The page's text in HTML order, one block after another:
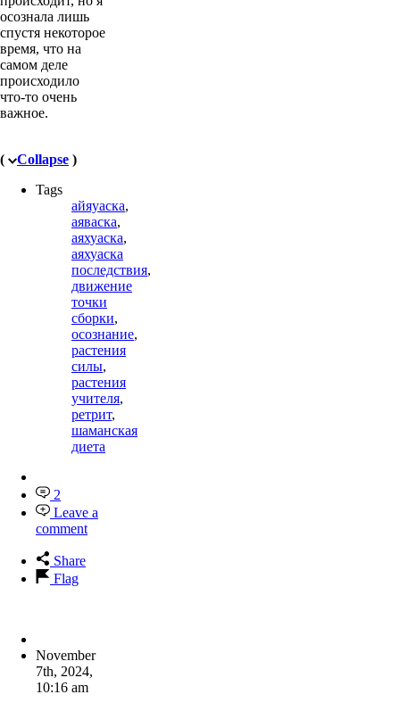
осознала лишь
спустя некоторое
время, что на
самом деле
происходило
что-то очень
важное.
( Collapse )
Tags
айяуаска,
аяваска,
аяхуаска,
аяхуаска
последствия,
движение
точки
сборки,
осознание,
растения
силы,
растения
учителя,
ретрит,
шаманская
диета
2
Leave a
comment
Share
Flag
November
7th, 2024,
10:16 am